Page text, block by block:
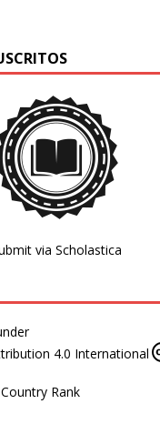
via Scholastica
4.0 International